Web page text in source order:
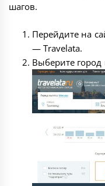
шагов.
Перейдите на
—Travelata.
Выберите город